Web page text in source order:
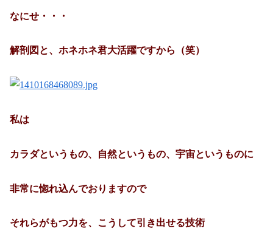
なにせ・・・
解剖図と、ホネホネ君大活躍ですから（笑）
私は
カラダというもの、自然というもの、宇宙というものに
非常に惚れ込んでおりますので
それらがもつ力を、こうして引き出せる技術